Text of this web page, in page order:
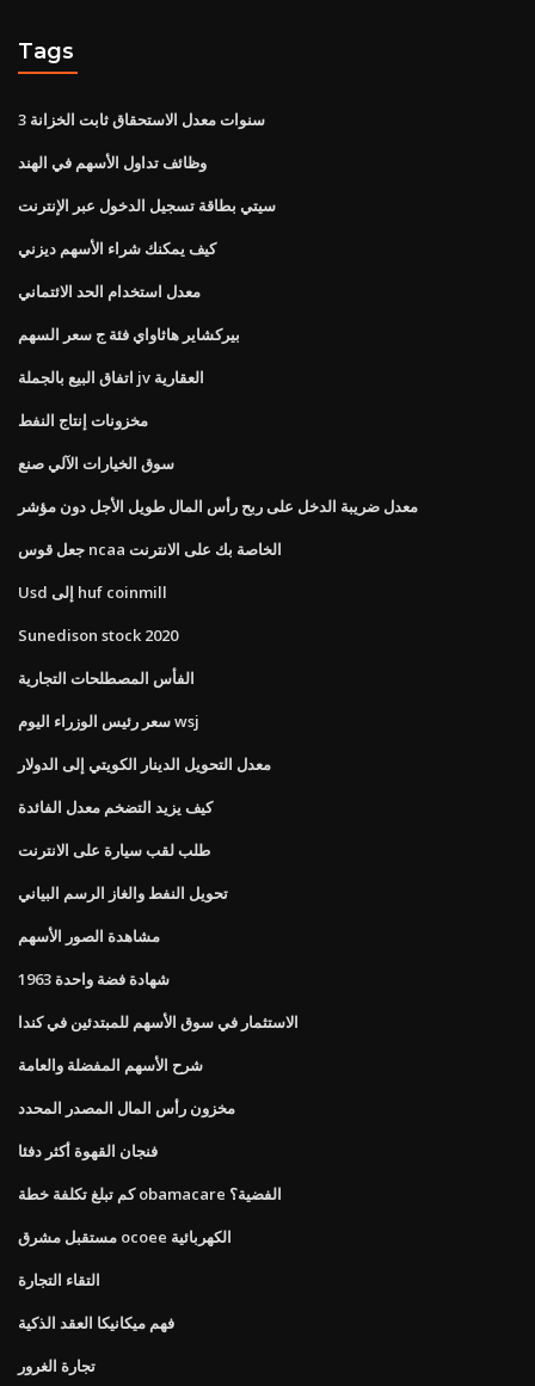
Tags
3 سنوات معدل الاستحقاق ثابت الخزانة
وظائف تداول الأسهم في الهند
سيتي بطاقة تسجيل الدخول عبر الإنترنت
كيف يمكنك شراء الأسهم ديزني
معدل استخدام الحد الائتماني
بيركشاير هاثاواي فئة ج سعر السهم
اتفاق البيع بالجملة jv العقارية
مخزونات إنتاج النفط
سوق الخيارات الآلي صنع
معدل ضريبة الدخل على ربح رأس المال طويل الأجل دون مؤشر
جعل قوس ncaa الخاصة بك على الانترنت
Usd إلى huf coinmill
Sunedison stock 2020
الفأس المصطلحات التجارية
سعر رئيس الوزراء اليوم wsj
معدل التحويل الدينار الكويتي إلى الدولار
كيف يزيد التضخم معدل الفائدة
طلب لقب سيارة على الانترنت
تحويل النفط والغاز الرسم البياني
مشاهدة الصور الأسهم
1963 شهادة فضة واحدة
الاستثمار في سوق الأسهم للمبتدئين في كندا
شرح الأسهم المفضلة والعامة
مخزون رأس المال المصدر المحدد
فنجان القهوة أكثر دفئا
كم تبلغ تكلفة خطة obamacare الفضية؟
مستقبل مشرق ocoee الكهربائية
التقاء التجارة
فهم ميكانيكا العقد الذكية
تجارة الغرور